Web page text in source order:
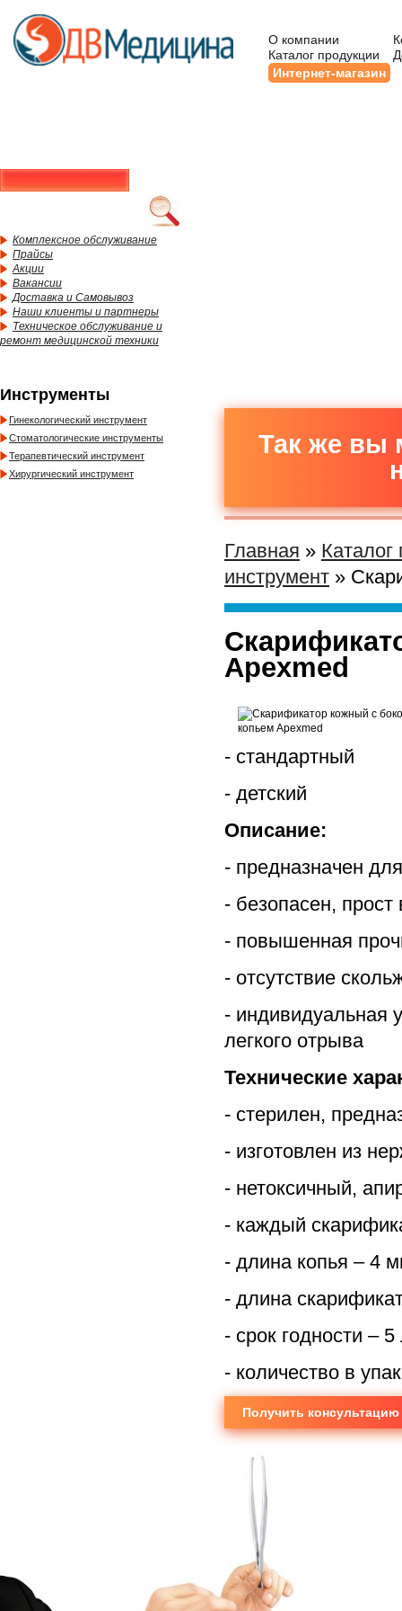
О компании
Каталог продукции
Интернет-магазин
Комплексное обслуживание
Прайсы
Акции
Вакансии
Доставка и Самовывоз
Наши клиенты и партнеры
Техническое обслуживание и
ремонт медицинской техники
Инструменты
Гинекологический инструмент
Стоматологические инструменты
Терапевтический инструмент
Хирургический инструмент
Так же вы
Главная » Каталог
инструмент »
Apexmed
- стандартный
- детский
Описание:
- предназначен
- безопасен, прост
- повышенная
- отсутствие
- индивидуальная
легкого отрыва
Технические
- стерилен,
- изготовлен из
- нетоксичный,
- каждый
- длина копья – 4
- длина
- срок годности – 5
- количество в
Получить консультацию